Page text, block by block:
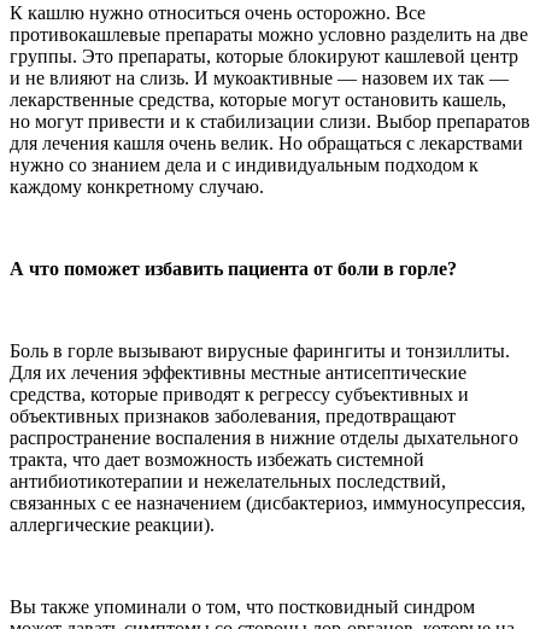
К кашлю нужно относиться очень осторожно. Все
противокашлевые препараты можно условно разделить на две
группы. Это препараты, которые блокируют кашлевой центр
и не влияют на слизь. И мукоактивные — назовем их так —
лекарственные средства, которые могут остановить кашель,
но могут привести и к стабилизации слизи. Выбор препаратов
для лечения кашля очень велик. Но обращаться с лекарствами
нужно со знанием дела и с индивидуальным подходом к
каждому конкретному случаю.
А что поможет избавить пациента от боли в горле?
Боль в горле вызывают вирусные фарингиты и тонзиллиты.
Для их лечения эффективны местные антисептические
средства, которые приводят к регрессу субъективных и
объективных признаков заболевания, предотвращают
распространение воспаления в нижние отделы дыхательного
тракта, что дает возможность избежать системной
антибиотикотерапии и нежелательных последствий,
связанных с ее назначением (дисбактериоз, иммуносупрессия,
аллергические реакции).
Вы также упоминали о том, что постковидный синдром